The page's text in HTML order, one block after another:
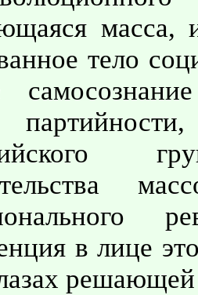
масса,
тело
в лице